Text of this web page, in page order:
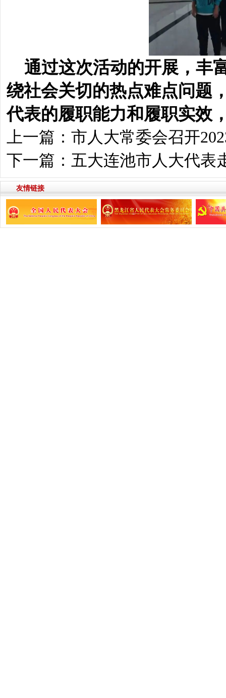
通过这次活动的开展，丰
绕社会关切的热点难点问题
代表的履职能力和履职实效
上一篇： 市人大常委会召开
下一篇： 五大连池市人大代表
友情链接